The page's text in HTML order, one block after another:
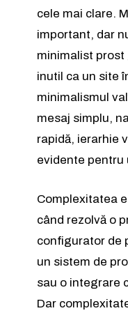
cele mai clare.
important, dar
minimalist
inutil ca un site
minimalismul
mesaj simplu,
rapidă, ierarhie
evidente pentru
Complexitatea
când rezolvă o
configurator de
un sistem de
sau o integrare
Dar